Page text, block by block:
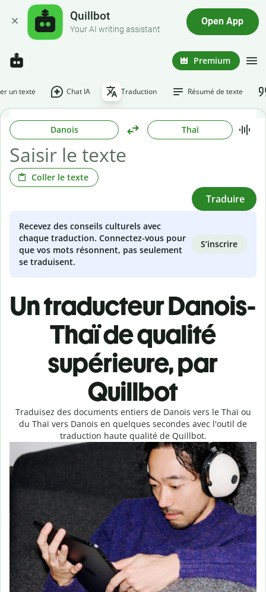
Quillbot
Your AI writing assistant
Open App
Premium
un texte Chat IA Traduction Résumé de texte
Danois Thaï
Coller le texte
Traduire
Recevez des conseils culturels avec
chaque traduction. Connectez-vous pour
que vos mots résonnent, pas seulement
se traduisent.
S’inscrire
Un traducteur Danois-
Thaï de qualité
supérieure, par
Quillbot
Traduisez des documents entiers de Danois vers le Thaï ou
du Thaï vers Danois en quelques secondes avec l'outil de
traduction haute qualité de Quillbot.